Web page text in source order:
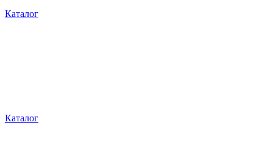
Каталог
Каталог